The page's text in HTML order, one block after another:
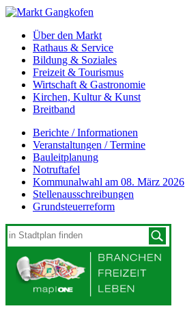
Über den Markt
Rathaus & Service
Bildung & Soziales
Freizeit & Tourismus
Wirtschaft & Gastronomie
Kirchen, Kultur & Kunst
Breitband
Berichte / Informationen
Veranstaltungen / Termine
Bauleitplanung
Notruftafel
Kommunalwahl am 08. März 2026
Stellenausschreibungen
Grundsteuerreform